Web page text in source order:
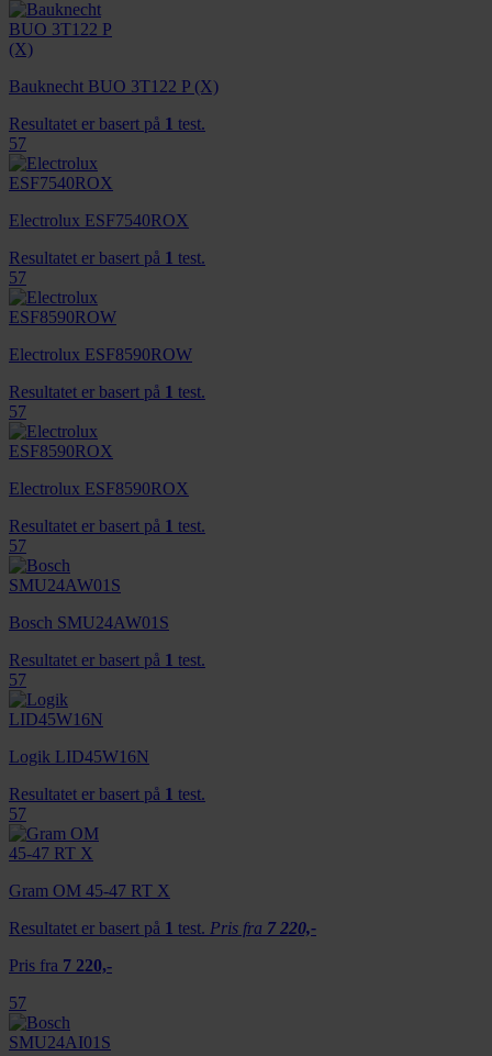
Bauknecht BUO 3T122 P (X)
Resultatet er basert på 1 test.
57
Electrolux ESF7540ROX
Resultatet er basert på 1 test.
57
Electrolux ESF8590ROW
Resultatet er basert på 1 test.
57
Electrolux ESF8590ROX
Resultatet er basert på 1 test.
57
Bosch SMU24AW01S
Resultatet er basert på 1 test.
57
Logik LID45W16N
Resultatet er basert på 1 test.
57
Gram OM 45-47 RT X
Resultatet er basert på 1 test. Pris fra 7 220,-
Pris fra 7 220,-
57